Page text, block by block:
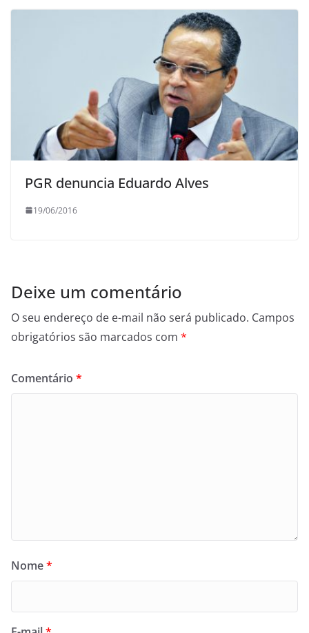
PGR denuncia Eduardo Alves
19/06/2016
Deixe um comentário
O seu endereço de e-mail não será publicado. Campos
obrigatórios são marcados com *
Comentário *
Nome*